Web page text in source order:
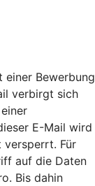
einer Bewerbung
verbirgt sich
E-Mail wird
versperrt. Für
auf die Daten
Bis dahin